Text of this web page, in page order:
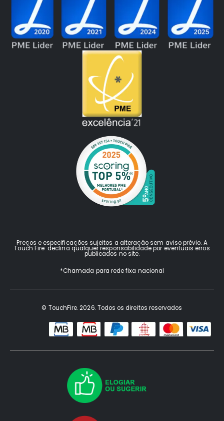
Preços e especificações sujeitos a alteração sem aviso prévio. A
Touch Fire declina qualquer responsabilidade por eventuais erros
publicados no site.
*Chamada para rede fixa nacional
© TouchFire. 2026. Todos os direitos reservados